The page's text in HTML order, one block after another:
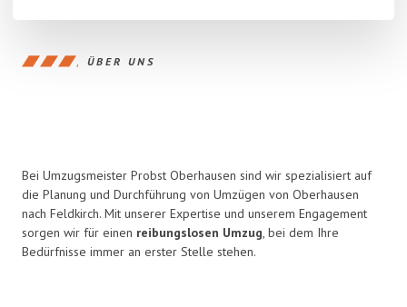
ÜBER UNS
Bei Umzugsmeister Probst Oberhausen sind wir spezialisiert auf
die Planung und Durchführung von Umzügen von Oberhausen
nach Feldkirch. Mit unserer Expertise und unserem Engagement
sorgen wir für einen reibungslosen Umzug, bei dem Ihre
Bedürfnisse immer an erster Stelle stehen.